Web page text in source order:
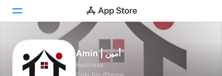
Today
Games
Amin | أمين
Business
Only for iPhone